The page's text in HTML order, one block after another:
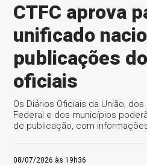
CTFC aprova
unificado
publicações
oficiais
Os Diários Oficiais da União,
Federal e dos municípios
de publicação, com
08/07/2026 às 19h36